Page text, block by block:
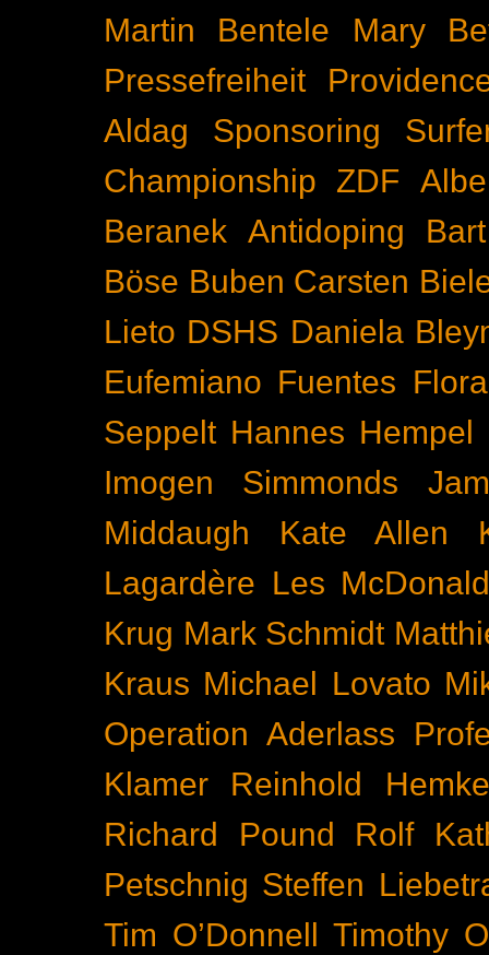
Martin Bentele
Mary
Pressefreiheit
Aldag
Sponsoring
Championship
ZDF
Beranek Antidoping
Böse Buben Carsten
Lieto DSHS Daniela
Eufemiano Fuentes
Seppelt Hannes Hempel
Imogen Simmonds
Middaugh
Kate Allen
Lagardère Les
Krug Mark Schmidt
Kraus Michael Lovato
Operation Aderlass
Klamer
Reinhold
Richard Pound
Rolf
Petschnig Steffen
Tim O’Donnell
Timothy